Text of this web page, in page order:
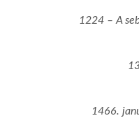
1224 – A
1466.